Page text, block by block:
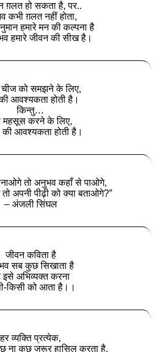
ग़लत हो सकता है, पर..
कभी ग़लत नहीं होता,
हमारे मन की कल्पना है
हमारे जीवन की सीख है।
चीज को समझने के लिए,
की आवश्यकता होती है।
किन्तु…
महसूस करने के लिए,
आवश्यकता होती है।
तो अनुभव कहाँ से पाओगे,
अपनी पीढ़ी को क्या बताओगे?”
– अंजली सिंघल
जीवन कविता है
सब कुछ सिखाता है
इसे अभिव्यक्त करना
किसी को आता है।।
हर व्यक्ति प्रत्येक,
ना कुछ ज़रूर हासिल करता है,